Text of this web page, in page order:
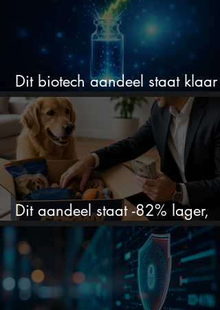
Dit biotech aandeel staat klaar
voor een flinke rally
Dit aandeel staat -82% lager,
terwijl het bedrijf gewoon groeit